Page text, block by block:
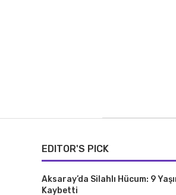
EDITOR'S PICK
Aksaray’da Silahlı Hücum: 9
Kaybetti